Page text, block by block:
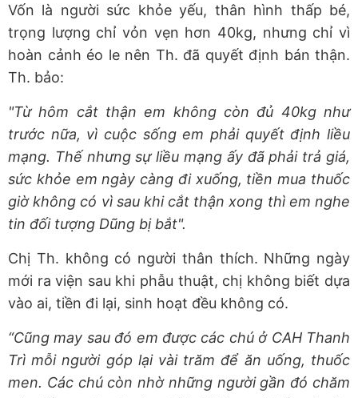
Vốn là người sức khỏe yếu, thân hình thấp bé,
trọng lượng chỉ vỏn vẹn hơn 40kg, nhưng chỉ vì
hoàn cảnh éo le nên Th. đã quyết định bán thận.
Th. bảo:
"Từ hôm cắt thận em không còn đủ 40kg như
trước nữa, vì cuộc sống em phải quyết định liều
mạng. Thế nhưng sự liều mạng ấy đã phải trả giá,
sức khỏe em ngày càng đi xuống, tiền mua thuốc
giờ không có vì sau khi cắt thận xong thì em nghe
tin đối tượng Dũng bị bắt".
Chị Th. không có người thân thích. Những ngày
mới ra viện sau khi phẫu thuật, chị không biết dựa
vào ai, tiền đi lại, sinh hoạt đều không có.
“Cũng may sau đó em được các chú ở CAH Thanh
Trì mỗi người góp lại vài trăm để ăn uống, thuốc
men. Các chú còn nhờ những người gần đó chăm